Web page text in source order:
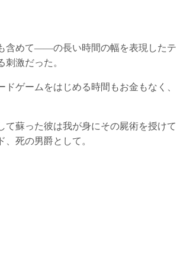
含めて――の長い時間の幅を表現したテ
激だった。
ゲームをはじめる時間もお金もなく、
蘇った彼は我が身にその屍術を授けて
死の男爵として。